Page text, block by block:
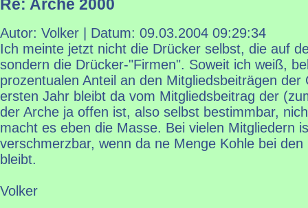
Re: Arche 2000
Autor: Volker | Datum: 09.03.2004 09:29:34
Ich meinte jetzt nicht die Drücker selbst, die auf
sondern die Drücker-"Firmen". Soweit ich weiß,
prozentualen Anteil an den Mitgliedsbeiträgen der
ersten Jahr bleibt da vom Mitgliedsbeitrag der
der Arche ja offen ist, also selbst bestimmbar,
macht es eben die Masse. Bei vielen Mitgliedern
verschmerzbar, wenn da ne Menge Kohle bei
bleibt.
Volker